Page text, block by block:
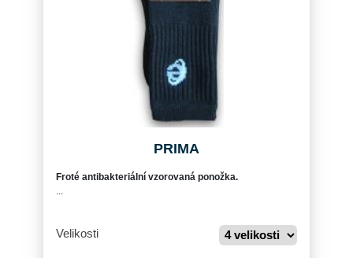
PRIMA
Froté antibakteriální vzorovaná ponožka.
...
Velikosti